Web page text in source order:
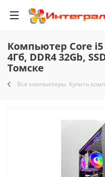
Компьютер Core i5
4Гб, DDR4 32Gb,
Томске
Все компьютеры. Купить